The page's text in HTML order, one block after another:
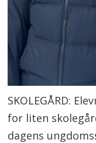
SKOLEGÅRD:
for liten
dagens